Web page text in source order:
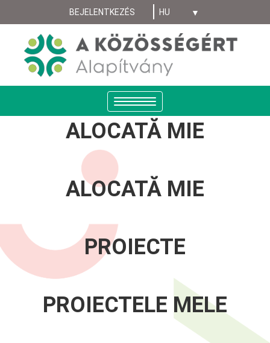
MENIU
CONT
UTILIZATOR
ANONYMUS
BEJELENTKEZÉS
Select your language
Navigáció
átkapcsolása
ALOCATĂ MIE
ALOCATĂ MIE
PROIECTE
PROIECTELE MELE